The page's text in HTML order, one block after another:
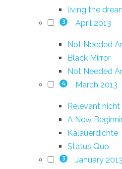
living the
3 April 2013
Not Needed
Black Mirror
Not Needed
4 March 2013
Relevant
A New
Kalauerdichte
Status Quo
3 January 2013